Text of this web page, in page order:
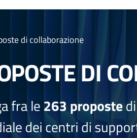
di collaborazione
DI
fra le263 proposte
dei centri di